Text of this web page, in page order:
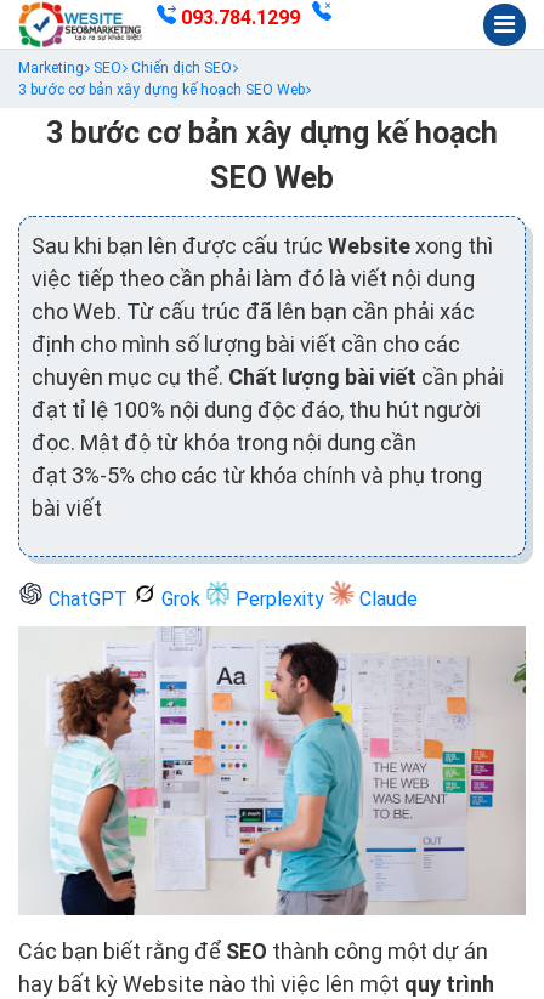
093.784.1299
Marketing SEO
Chiến dịch SEO
3 bước cơ bản xây dựng kế hoạch SEO Web
3 bước cơ bản xây dựng kế hoạch
SEO Web
Sau khi bạn lên được cấu trúc Websitexong thì
việc tiếp theo cần phải làm đó là viết nội dung
cho Web. Từ cấu trúc đã lên bạn cần phải xác
định cho mình số lượng bài viết cần cho các
chuyên mục cụ thể. Chất lượng bài viết cần phải
đạt tỉ lệ 100% nội dung độc đáo, thu hút người
đọc. Mật độ từ khóa trong nội dung cần
đạt 3%-5% cho các từ khóa chính và phụ trong
bài viết
ChatGPT Grok Perplexity Claude
Các bạn biết rằng để SEO thành công một dự án
hay bất kỳ Website nào thì việc lên một quy trình